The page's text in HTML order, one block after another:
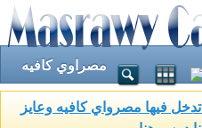
مصراوي كافيه
فيها مصرواي كافيه وعايز